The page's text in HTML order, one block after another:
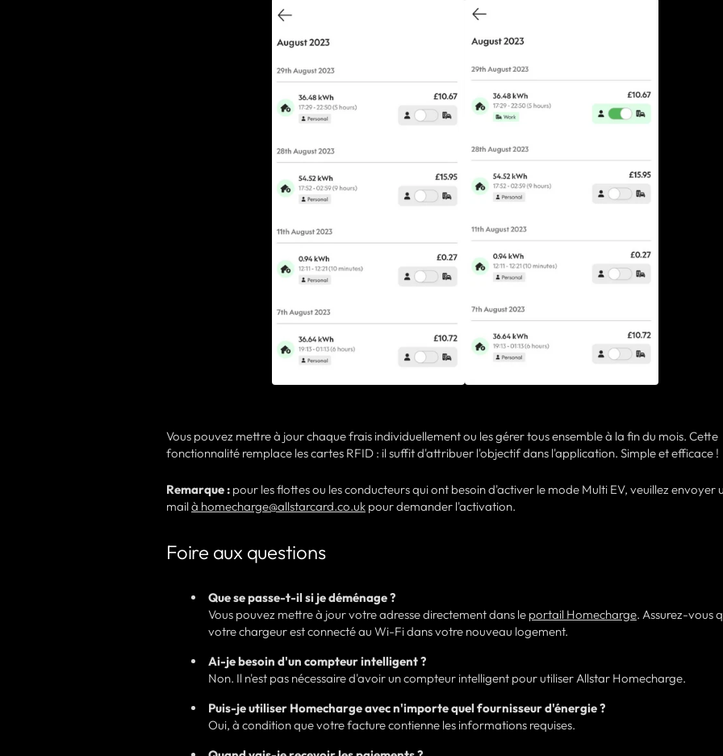
Vous pouvez mettre à jour chaque frais individuellement ou les gérer tous ensemble à la fin du mois. Cette
fonctionnalité remplace les cartes RFID : il suffit d'attribuer l'objectif dans l'application. Simple et efficace !
Remarque : pour les flottes ou les conducteurs qui ont besoin d'activer le mode Multi EV, veuillez envoyer
mailà homecharge@allstarcard.co.uk pour demander l'activation.
Foire aux questions
Que se passe-t-il si je déménage ?
Vous pouvez mettre à jour votre adresse directement dans le portail Homecharge. Assurez-vous
votre chargeur est connecté au Wi-Fi dans votre nouveau logement.
Ai-je besoin d'un compteur intelligent ?
Non. Il n'est pas nécessaire d'avoir un compteur intelligent pour utiliser Allstar Homecharge.
Puis-je utiliser Homecharge avec n'importe quel fournisseur d'énergie ?
Oui, à condition que votre facture contienne les informations requises.